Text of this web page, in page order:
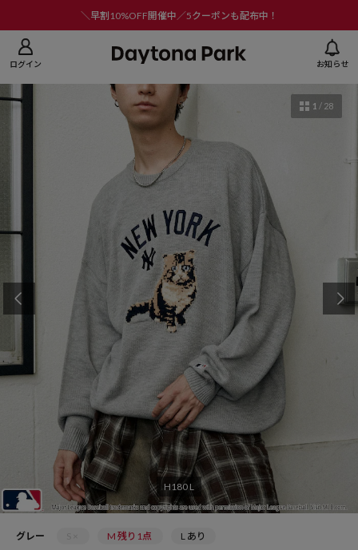
＼早割10%OFF開催中／5クーポンも配布中！
ログイン お知らせ
H180 L
1 / 28
グレー M 残り1点 L あり